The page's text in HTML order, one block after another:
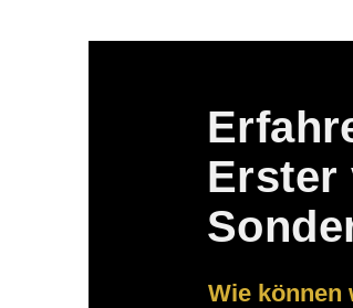
Erster
Wie können